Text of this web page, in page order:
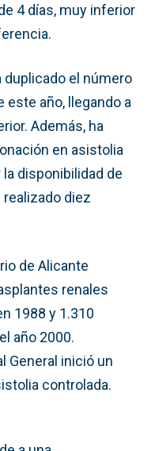
4 días, muy inferior
el número
año, llegando a
Además, ha
en asistolia
disponibilidad de
realizado diez
de Alicante
renales
1988 y 1.310
año 2000.
General inició un
controlada.